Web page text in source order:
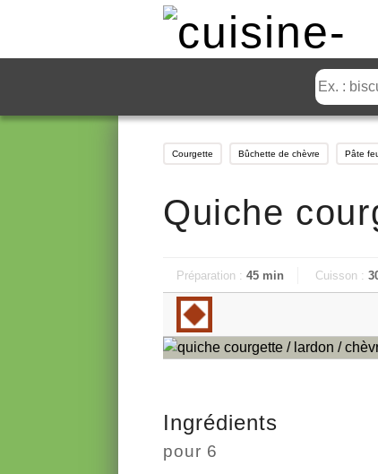
Courgette Bûchette de chèvre Pâte
Quiche
Préparation : 45 min Cuisson :
Ingrédients
pour 6